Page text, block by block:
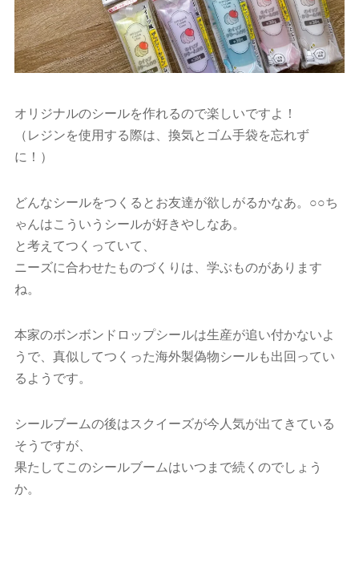
オリジナルのシールを作れるので楽しいですよ！
（レジンを使用する際は、換気とゴム手袋を忘れず
に！）
どんなシールをつくるとお友達が欲しがるかなあ。○○ち
ゃんはこういうシールが好きやしなあ。
と考えてつくっていて、
ニーズに合わせたものづくりは、学ぶものがあります
ね。
本家のボンボンドロップシールは生産が追い付かないよ
うで、真似してつくった海外製偽物シールも出回ってい
るようです。
シールブームの後はスクイーズが今人気が出てきている
そうですが、
果たしてこのシールブームはいつまで続くのでしょう
か。